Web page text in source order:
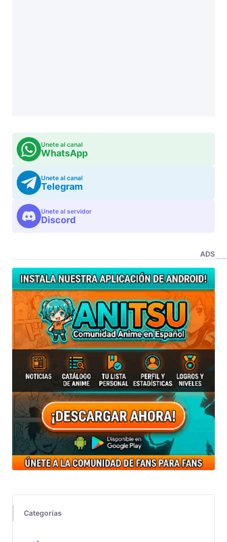
Unete al canal
WhatsApp
Unete al canal
Telegram
Unete al servidor
Discord
ADS
Categorías